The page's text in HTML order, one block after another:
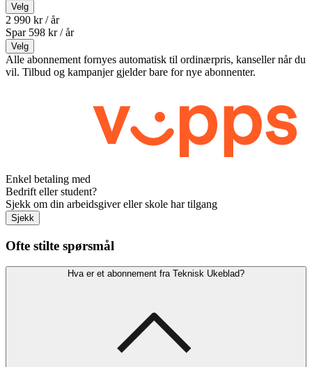
Velg
2 990 kr / år
Spar 598 kr /år
Velg
Alle abonnement fornyes automatisk til ordinærpris, kanseller når du
vil. Tilbud og kampanjer gjelder bare for nye abonnenter.
Enkel betaling med
Bedrift eller student?
Sjekk om din arbeidsgiver eller skole har tilgang
Sjekk
Ofte stilte spørsmål
Hva er et abonnement fra Teknisk Ukeblad?